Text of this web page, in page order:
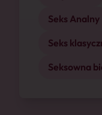
Seks Analny
Seks
Seksowna